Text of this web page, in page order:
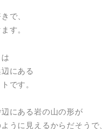
で、
す。
にある
です。
にある岩の山の形が
うに見えるからだそうで、